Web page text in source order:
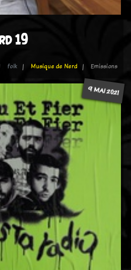
19
folk Musique de Nerd Emissions
9 MAI 2021